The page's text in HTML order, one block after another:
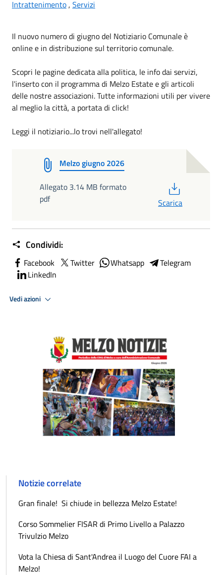
Intrattenimento, Servizi
Il nuovo numero di giugno del Notiziario Comunale è
online e in distribuzione sul territorio comunale.
Scopri le pagine dedicata alla politica, le info dai servizi,
l'inserto con il programma di Melzo Estate e gli articoli
delle nostre associazioni. Tutte informazioni utili per vivere
al meglio la città, a portata di click!
Leggi il notiziario...lo trovi nell'allegato!
Melzo giugno 2026
Allegato 3.14 MB formato
pdf
Scarica
Condividi:
Facebook Twitter Whatsapp
Telegram
LinkedIn
Vedi azioni
Notizie correlate
Gran finale! Si chiude in bellezza Melzo Estate!
Corso Sommelier FISAR di Primo Livello a Palazzo
Trivulzio Melzo
Vota la Chiesa di Sant'Andrea il Luogo del Cuore FAI a
Melzo!